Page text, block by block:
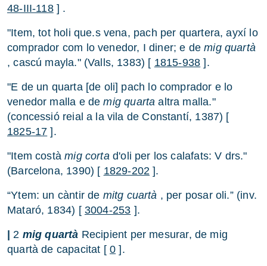
48-III-118] .
"Item, tot holi que.s vena, pach per quartera, ayxí lo
comprador com lo venedor, I diner; e demig quartà
, cascú mayla." (Valls, 1383) [ 1815-938 ].
"E de un quarta [de oli] pach lo comprador e lo
venedor malla e demig quarta altra malla."
(concessió reial a la vila de Constantí, 1387) [
1825-17 ].
"Item costàmig cortad'oli per los calafats: V drs."
(Barcelona, 1390) [ 1829-202 ].
“Ytem: un càntir de mitg cuartà , per posar oli.” (inv.
Mataró, 1834) [ 3004-253 ].
2 mig quartà Recipient per mesurar, de mig
quartà de capacitat [ 0 ].